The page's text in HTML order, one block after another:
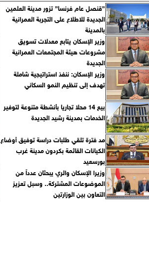
”قنصل عام فرنسا” تزور مدينة العلمين
الجديدة للاطلاع على التجربة العمرانية
بالمدينة
وزير الإسكان يتابع معدلات تسويق
مشروعات هيئة المجتمعات العمرانية
الجديدة
وزير الإسكان: ننفذ استراتيجية شاملة
تهدف إلى تنظيم النمو السكاني
بيع 14 محلا تجاريا بأنشطة متنوعة لتوفير
الخدمات بمدينة رشيد الجديدة
مد فترة تلقي طلبات دراسة توفيق أوضاع
الكيانات القائمة بكردون مدينة غرب
بورسعيد
وزيرا الإسكان والري يبحثان عدداً من
الموضوعات المشتركة.. وسبل تعزيز
التعاون بين الوزارتين